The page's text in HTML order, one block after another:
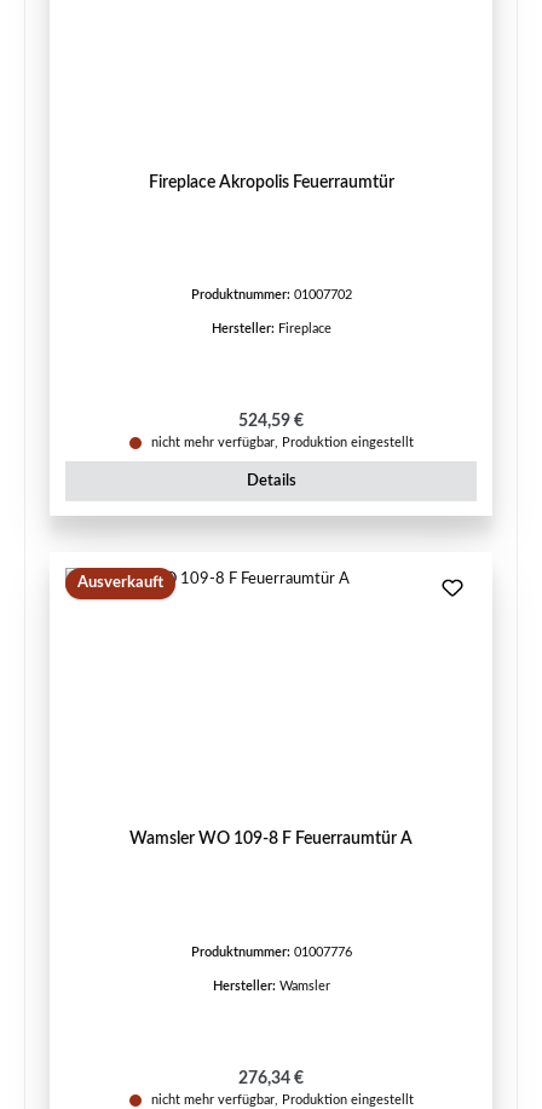
Fireplace Akropolis Feuerraumtür
Produktnummer: 01007702
Hersteller: Fireplace
Regulärer Preis:
524,59 €
nicht mehr verfügbar, Produktion eingestellt
Details
Ausverkauft
Wamsler WO 109-8 F Feuerraumtür A
Produktnummer: 01007776
Hersteller: Wamsler
Regulärer Preis:
276,34 €
nicht mehr verfügbar, Produktion eingestellt